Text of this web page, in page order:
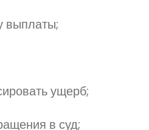
выплаты;
ущерб;
в суд;